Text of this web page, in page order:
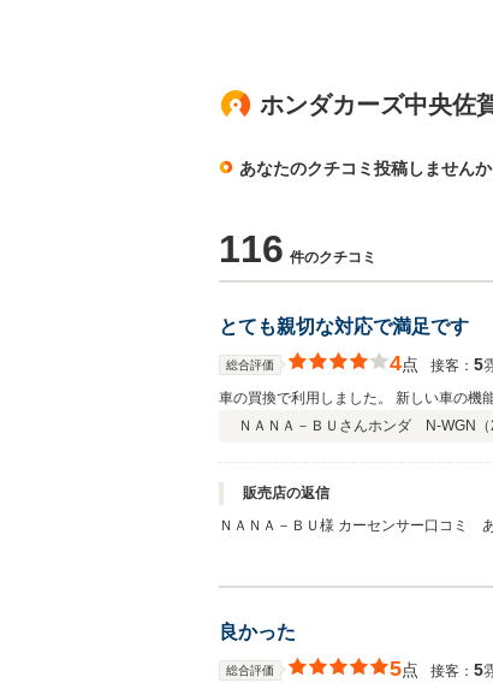
ホンダカーズ中央佐
あなたのクチコミ投稿しませんか
116 件のクチコミ
とても親切な対応で満足です
総合評価 4点 接客： 5
車の買換で利用しました。 新しい車の機
ＮＡＮＡ－ＢＵさんホンダ N-WGN（
販売店の返信
良かった
総合評価 5点 接客： 5